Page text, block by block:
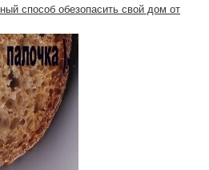
способ обезопасить свой дом от